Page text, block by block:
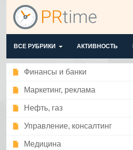
ВСЕ РУБРИКИ АКТИВНОСТЬ
Финансы и банки
Маркетинг, реклама
Нефть, газ
Управление, консалтинг
Медицина